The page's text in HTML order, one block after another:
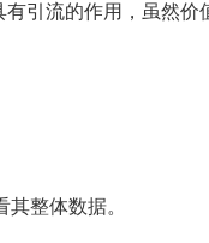
引流的作用，虽然价
整体数据。